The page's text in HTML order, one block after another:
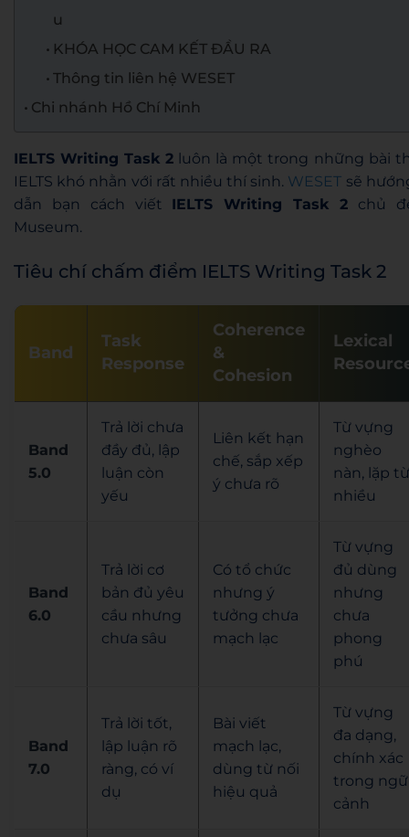
u
KHÓA HỌC CAM KẾT ĐẦU RA
Thông tin liên hệ WESET
Chi nhánh Hồ Chí Minh
IELTS Writing Task 2 luôn là một trong những bài
IELTS khó nhằn với rất nhiều thí sinh. WESET sẽ
dẫn bạn cách viết IELTS Writing Task 2chủ
Museum.
Tiêu chí chấm điểm IELTS Writing Task 2
Band
Task
Response
Coherence
&
Cohesion
Lexical
Band
5.0
Trả lời chưa
đầy đủ, lập
luận còn
yếu
Liên kết hạn
chế, sắp xếp
ý chưa rõ
Từ vựng
nghèo
nàn, lặp từ
nhiều
Band
6.0
Trả lời cơ
bản đủ yêu
cầu nhưng
chưa sâu
Có tổ chức
nhưng ý
tưởng chưa
mạch lạc
Từ vựng
đủ dùng
nhưng
chưa
phong
phú
Band
7.0
Trả lời tốt,
lập luận rõ
ràng, có ví
dụ
Bài viết
mạch lạc,
dùng từ nối
hiệu quả
Từ vựng
đa dạng,
chính xác
trong ngữ
cảnh